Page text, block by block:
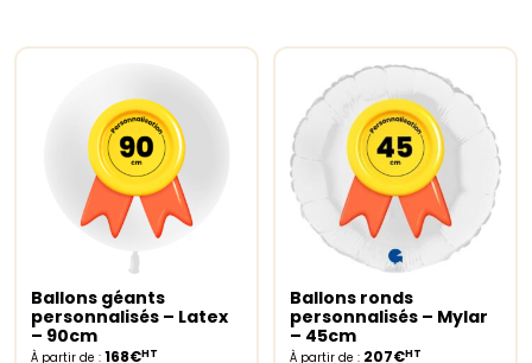
Select options
Ballons géants
personnalisés – Latex
– 90cm
À partir de : 168€HT
Select options
Ballons ronds
personnalisés – Mylar
– 45cm
À partir de : 207€HT